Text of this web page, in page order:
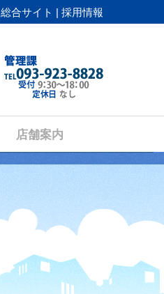
総合サイト | 採用情報
店舗案内